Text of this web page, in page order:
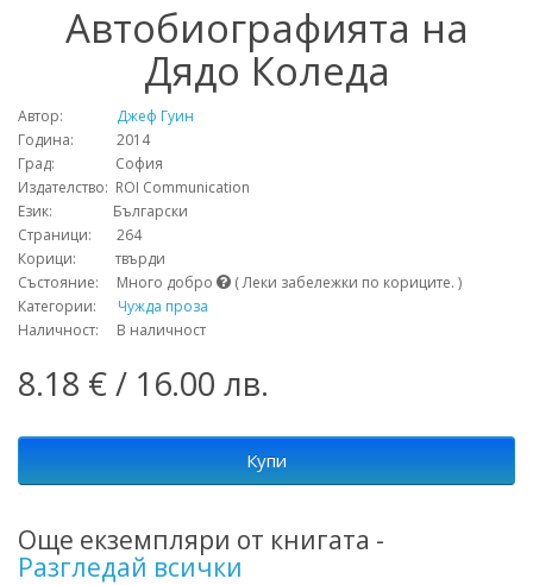
Автобиографията на
Дядо Коледа
Автор:
Джеф Гуин
Година: 2014
Град: София
Издателство: ROI Communication
Език: Български
Страници: 264
Корици: твърди
Състояние: Много добро
( Леки забележки по кориците. )
Категории: Чужда проза
Наличност: В наличност
8.18 € / 16.00 лв.
Купи
Още екземпляри от книгата -
Разгледай всички